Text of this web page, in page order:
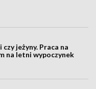
jeżyny. Praca na
na letni wypoczynek